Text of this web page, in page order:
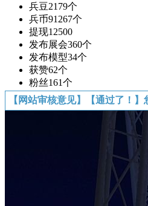
兵豆2179个
兵币91267个
提现12500
发布展会360个
发布模型34个
获赞62个
粉丝161个
【网站审核意见】【通过了！